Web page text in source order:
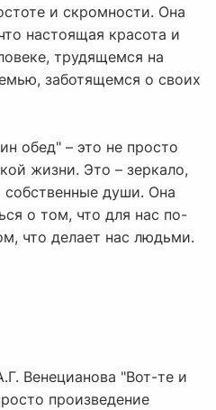
и скромности. Она
настоящая красота и
трудящемся на
заботящемся о своих
обед" – это не просто
жизни. Это – зеркало,
души. Она
о том, что для нас по-
что делает нас людьми.
Венецианова "Вот-те и
произведение